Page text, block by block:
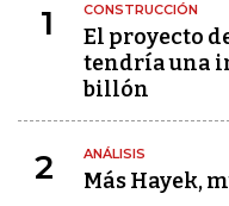
1 CONSTRUCCIÓN
El proyecto
tendría una
billón
2 ANÁLISIS
Más Hayek,